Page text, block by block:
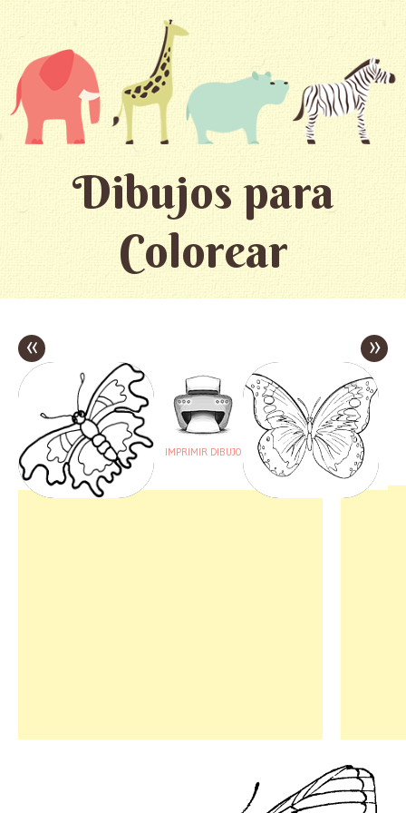
Dibujos para
Colorear
«
IMPRIMIR DIBUJO
»